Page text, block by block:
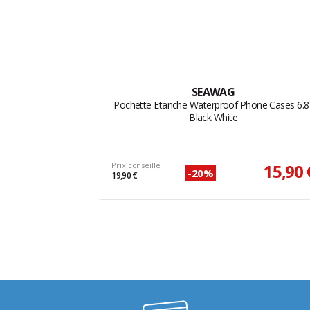
SEAWAG
Pochette Etanche Waterproof Phone Cases
Black White
Prix conseillé
19,90 € -20% 15,90